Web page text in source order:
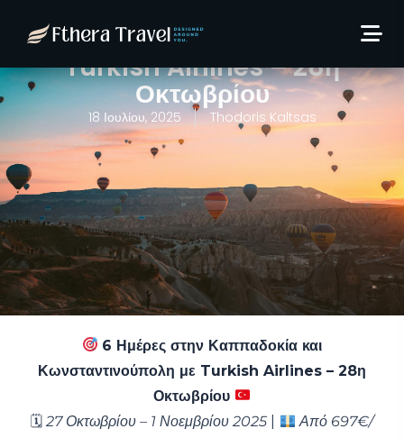
και Κωνσταντινούπολη με
Turkish Airlines – 28η
Οκτωβρίου
18 Ιουλίου, 2025 Thodoris Kaltsas
6 Ημέρες στην Καππαδοκία και
Κωνσταντινούπολη με Turkish Airlines – 28η
Οκτωβρίου
🗓27 Οκτωβρίου – 1 Νοεμβρίου 2025
Από 697€/